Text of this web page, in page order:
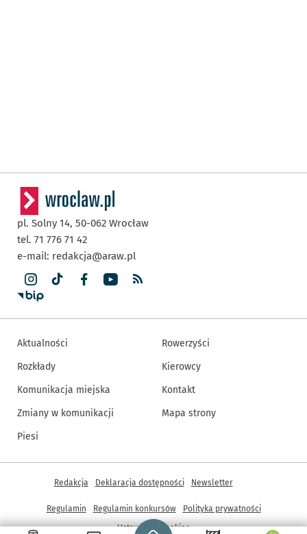
Strona główna - wroclaw.pl
pl. Solny 14, 50-062 Wrocław
tel. 71 776 71 42
e-mail: redakcja@araw.pl
Aktualności
Rozkłady
Komunikacja miejska
Zmiany w komunikacji
Piesi
Rowerzyści
Kierowcy
Kontakt
Mapa strony
Inne informacje
Redakcja Deklaracja dostępności Newsletter
Regulamin Regulamin konkursów
Polityka prywatności
Ustawienia cookies